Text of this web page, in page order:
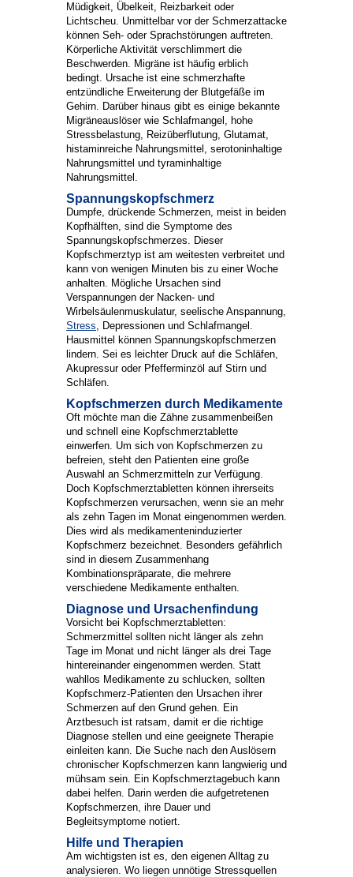
Müdigkeit, Übelkeit, Reizbarkeit oder
Lichtscheu. Unmittelbar vor der Schmerzattacke
können Seh- oder Sprachstörungen auftreten.
Körperliche Aktivität verschlimmert die
Beschwerden. Migräne ist häufig erblich
bedingt. Ursache ist eine schmerzhafte
entzündliche Erweiterung der Blutgefäße im
Gehirn. Darüber hinaus gibt es einige bekannte
Migräneauslöser wie Schlafmangel, hohe
Stressbelastung, Reizüberflutung, Glutamat,
histaminreiche Nahrungsmittel, serotoninhaltige
Nahrungsmittel und tyraminhaltige
Nahrungsmittel.
Spannungskopfschmerz
Dumpfe, drückende Schmerzen, meist in beiden
Kopfhälften, sind die Symptome des
Spannungskopfschmerzes. Dieser
Kopfschmerztyp ist am weitesten verbreitet und
kann von wenigen Minuten bis zu einer Woche
anhalten. Mögliche Ursachen sind
Verspannungen der Nacken- und
Wirbelsäulenmuskulatur, seelische Anspannung,
Stress, Depressionen und Schlafmangel.
Hausmittel können Spannungskopfschmerzen
lindern. Sei es leichter Druck auf die Schläfen,
Akupressur oder Pfefferminzöl auf Stirn und
Schläfen.
Kopfschmerzen durch Medikamente
Oft möchte man die Zähne zusammenbeißen
und schnell eine Kopfschmerztablette
einwerfen. Um sich von Kopfschmerzen zu
befreien, steht den Patienten eine große
Auswahl an Schmerzmitteln zur Verfügung.
Doch Kopfschmerztabletten können ihrerseits
Kopfschmerzen verursachen, wenn sie an mehr
als zehn Tagen im Monat eingenommen werden.
Dies wird als medikamenteninduzierter
Kopfschmerz bezeichnet. Besonders gefährlich
sind in diesem Zusammenhang
Kombinationspräparate, die mehrere
verschiedene Medikamente enthalten.
Diagnose und Ursachenfindung
Vorsicht bei Kopfschmerztabletten:
Schmerzmittel sollten nicht länger als zehn
Tage im Monat und nicht länger als drei Tage
hintereinander eingenommen werden. Statt
wahllos Medikamente zu schlucken, sollten
Kopfschmerz-Patienten den Ursachen ihrer
Schmerzen auf den Grund gehen. Ein
Arztbesuch ist ratsam, damit er die richtige
Diagnose stellen und eine geeignete Therapie
einleiten kann. Die Suche nach den Auslösern
chronischer Kopfschmerzen kann langwierig und
mühsam sein. Ein Kopfschmerztagebuch kann
dabei helfen. Darin werden die aufgetretenen
Kopfschmerzen, ihre Dauer und
Begleitsymptome notiert.
Hilfe und Therapien
Am wichtigsten ist es, den eigenen Alltag zu
analysieren. Wo liegen unnötige Stressquellen